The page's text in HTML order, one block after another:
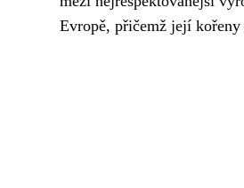
Evropě, přičemž její kořeny